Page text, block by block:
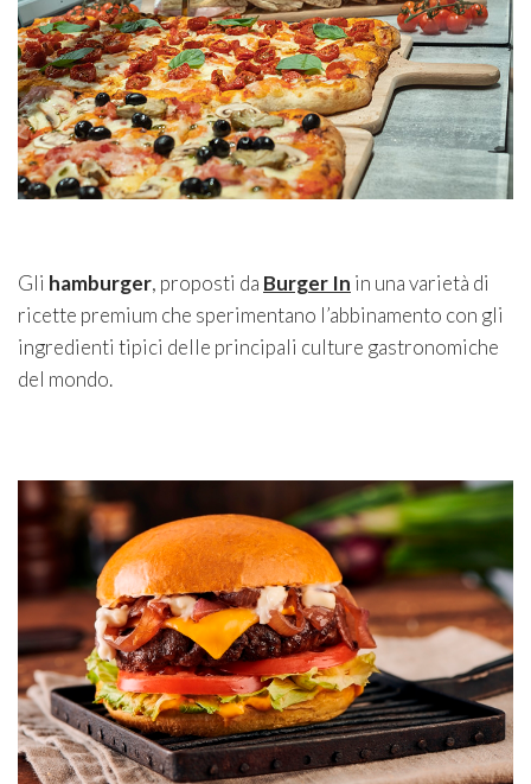
Gli hamburger, proposti da Burger In in una varietà di
ricette premium che sperimentano l’abbinamento con gli
ingredienti tipici delle principali culture gastronomiche
del mondo.